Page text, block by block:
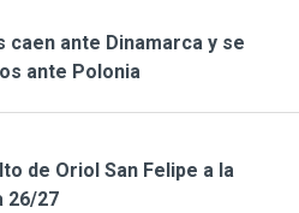
caen ante Dinamarca y se
ante Polonia
de Oriol San Felipe a la
26/27